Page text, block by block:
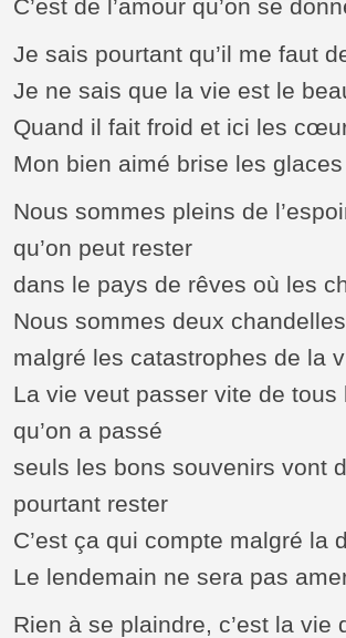
C’est de l’amour qu’on se
Je sais pourtant qu’il me faut
Je ne sais que la vie est le
Quand il fait froid et ici les
Mon bien aimé brise les
Nous sommes pleins de
qu’on peut rester
dans le pays de rêves où les
Nous sommes deux
malgré les catastrophes de la
La vie veut passer vite de
qu’on a passé
seuls les bons souvenirs vont
pourtant rester
C’est ça qui compte malgré la
Le lendemain ne sera pas
Rien à se plaindre, c’est la